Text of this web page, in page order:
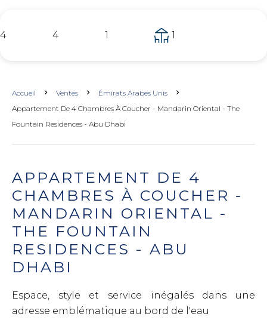
4 4 1 1
Accueil Ventes
Émirats Arabes Unis
Appartement De 4 Chambres À Coucher - Mandarin Oriental - The
Fountain Residences - Abu Dhabi
APPARTEMENT DE 4
CHAMBRES À COUCHER -
MANDARIN ORIENTAL -
THE FOUNTAIN
RESIDENCES - ABU
DHABI
Espace, style et service inégalés dans une
adresse emblématique au bord de l'eau